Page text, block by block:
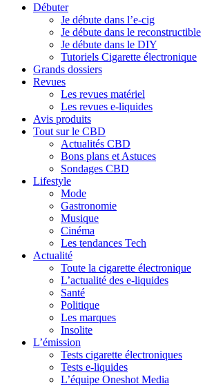
Débuter
Je débute dans l’e-cig
Je débute dans le reconstructible
Je débute dans le DIY
Tutoriels Cigarette électronique
Grands dossiers
Revues
Les revues matériel
Les revues e-liquides
Avis produits
Tout sur le CBD
Actualités CBD
Bons plans et Astuces
Sondages CBD
Lifestyle
Mode
Gastronomie
Musique
Cinéma
Les tendances Tech
Actualité
Toute la cigarette électronique
L’actualité des e-liquides
Santé
Politique
Les marques
Insolite
L’émission
Tests cigarette électroniques
Tests e-liquides
L’équipe Oneshot Media